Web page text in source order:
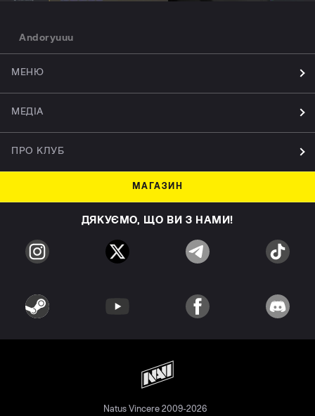
Andoryuuu
МЕНЮ
МЕДІА
ПРО КЛУБ
МАГАЗИН
ДЯКУЄМО, ЩО ВИ З НАМИ!
Natus Vincere 2009-2026